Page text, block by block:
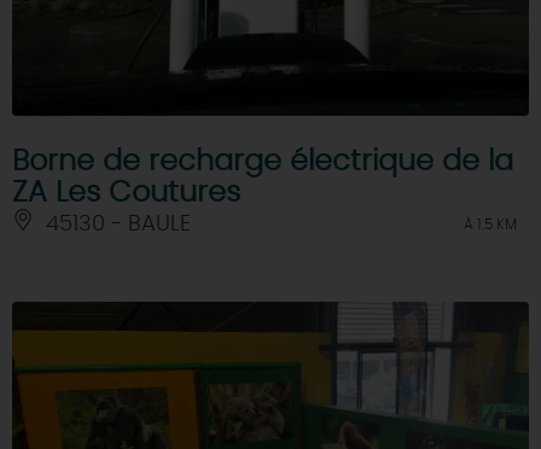
Borne de recharge électrique de la
ZA Les Coutures
45130 - BAULE À 1.5 KM